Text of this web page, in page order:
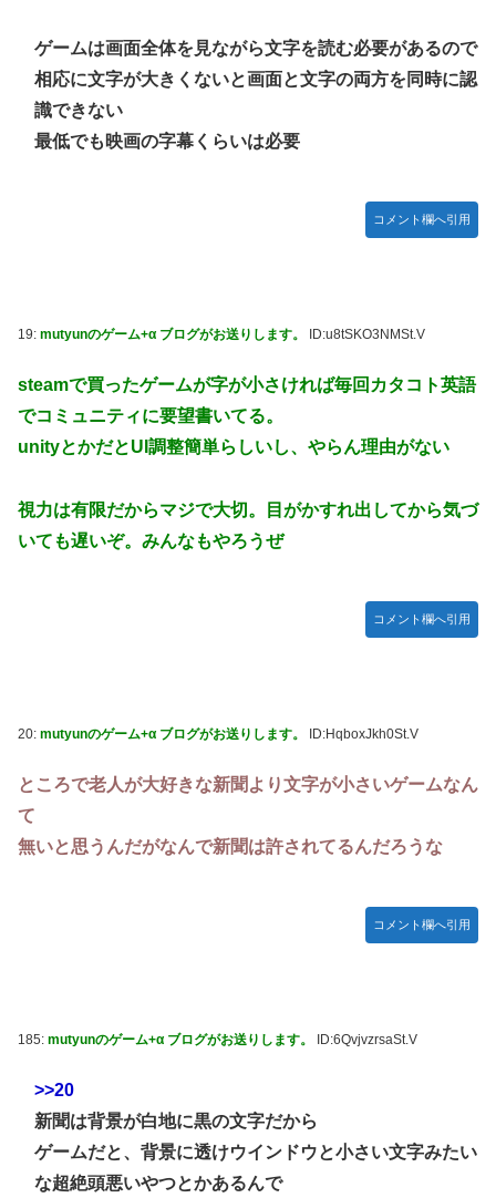
ゲームは画面全体を見ながら文字を読む必要があるので
相応に文字が大きくないと画面と文字の両方を同時に認
識できない
最低でも映画の字幕くらいは必要
コメント欄へ引用
19: mutyunのゲーム+α ブログがお送りします。 ID:u8tSKO3NMSt.V
steamで買ったゲームが字が小さければ毎回カタコト英語
でコミュニティに要望書いてる。
unityとかだとUI調整簡単らしいし、やらん理由がない
視力は有限だからマジで大切。目がかすれ出してから気づ
いても遅いぞ。みんなもやろうぜ
コメント欄へ引用
20: mutyunのゲーム+α ブログがお送りします。 ID:HqboxJkh0St.V
ところで老人が大好きな新聞より文字が小さいゲームなん
て
無いと思うんだがなんで新聞は許されてるんだろうな
コメント欄へ引用
185: mutyunのゲーム+α ブログがお送りします。 ID:6QvjvzrsaSt.V
>>20
新聞は背景が白地に黒の文字だから
ゲームだと、背景に透けウインドウと小さい文字みたい
な超絶頭悪いやつとかあるんで